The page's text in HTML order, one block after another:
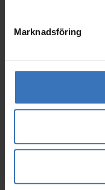
Marknadsföring
Liknande